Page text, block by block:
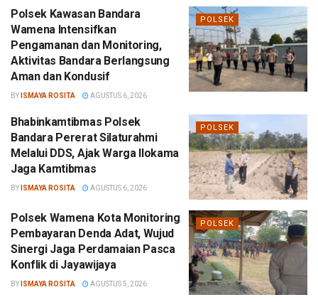
POLSEK
Polsek Kawasan Bandara
Wamena Intensifkan
Pengamanan dan Monitoring,
Aktivitas Bandara Berlangsung
Aman dan Kondusif
BY ISMAYA ROSITA AGUSTUS 6, 2026
POLSEK
Bhabinkamtibmas Polsek
Bandara Pererat Silaturahmi
Melalui DDS, Ajak Warga Ilokama
Jaga Kamtibmas
BY ISMAYA ROSITA AGUSTUS 6, 2026
POLSEK
Polsek Wamena Kota Monitoring
Pembayaran Denda Adat, Wujud
Sinergi Jaga Perdamaian Pasca
Konflik di Jayawijaya
BY ISMAYA ROSITA AGUSTUS 5, 2026